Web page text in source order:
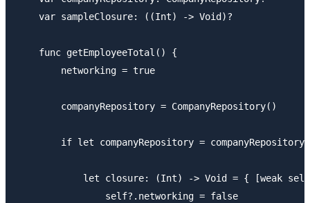
    var sampleClosure: ((Int) -> Void)?
    func getEmployeeTotal() {
        networking = true
        companyRepository = CompanyRepository()
if let companyRepository = companyRepository
let closure: (Int) -> Void = { [weak
                self?.networking = false